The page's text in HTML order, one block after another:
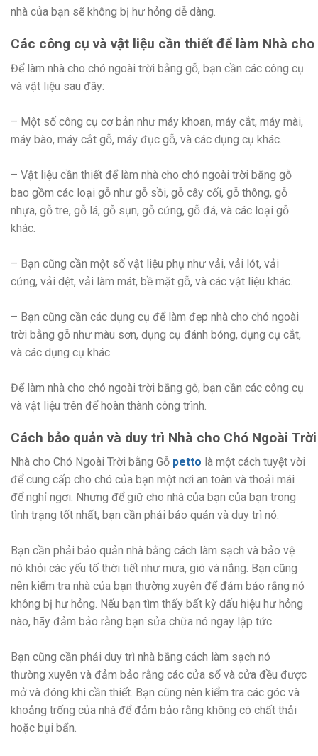
nhà của bạn sẽ không bị hư hỏng dễ dàng.
Các công cụ và vật liệu cần thiết để làm Nhà
Để làm nhà cho chó ngoài trời bằng gỗ, bạn cần các công cụ
và vật liệu sau đây:
– Một số công cụ cơ bản như máy khoan, máy cắt, máy mài,
máy bào, máy cắt gỗ, máy đục gỗ, và các dụng cụ khác.
– Vật liệu cần thiết để làm nhà cho chó ngoài trời bằng gỗ
bao gồm các loại gỗ như gỗ sồi, gỗ cây cối, gỗ thông, gỗ
nhựa, gỗ tre, gỗ lá, gỗ sụn, gỗ cứng, gỗ đá, và các loại gỗ
khác.
– Bạn cũng cần một số vật liệu phụ như vải, vải lót, vải
cứng, vải dệt, vải làm mát, bề mặt gỗ, và các vật liệu khác.
– Bạn cũng cần các dụng cụ để làm đẹp nhà cho chó ngoài
trời bằng gỗ như màu sơn, dụng cụ đánh bóng, dụng cụ cắt,
và các dụng cụ khác.
Để làm nhà cho chó ngoài trời bằng gỗ, bạn cần các công cụ
và vật liệu trên để hoàn thành công trình.
Cách bảo quản và duy trì Nhà cho Chó Ngoài
Nhà cho Chó Ngoài Trời bằng Gỗ petto là một cách tuyệt vời
để cung cấp cho chó của bạn một nơi an toàn và thoải mái
để nghỉ ngơi. Nhưng để giữ cho nhà của bạn của bạn trong
tình trạng tốt nhất, bạn cần phải bảo quản và duy trì nó.
Bạn cần phải bảo quản nhà bằng cách làm sạch và bảo vệ
nó khỏi các yếu tố thời tiết như mưa, gió và nắng. Bạn cũng
nên kiểm tra nhà của bạn thường xuyên để đảm bảo rằng nó
không bị hư hỏng. Nếu bạn tìm thấy bất kỳ dấu hiệu hư hỏng
nào, hãy đảm bảo rằng bạn sửa chữa nó ngay lập tức.
Bạn cũng cần phải duy trì nhà bằng cách làm sạch nó
thường xuyên và đảm bảo rằng các cửa sổ và cửa đều được
mở và đóng khi cần thiết. Bạn cũng nên kiểm tra các góc và
khoảng trống của nhà để đảm bảo rằng không có chất thải
hoặc bụi bẩn.